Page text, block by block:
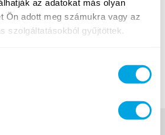
az adatokat más olyan
Ön adott meg számukra vagy az
szolgáltatásokból gyűjtöttek.